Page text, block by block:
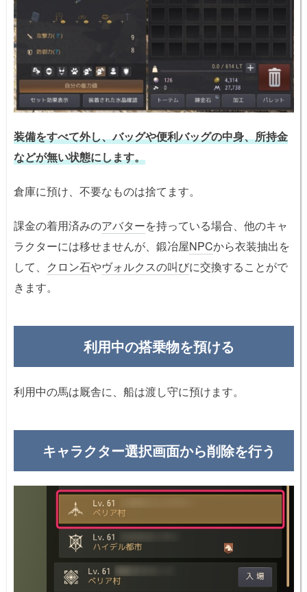
装備をすべて外し、バッグや便利バッグの中身、所持金
などが無い状態にします。
倉庫に預け、不要なものは捨てます。
課金の着用済みのアバターを持っている場合、他のキャ
ラクターには移せませんが、鍛冶屋NPCから衣装抽出を
して、 クロン石やヴォルクスの叫びに交換することがで
きます。
利用中の搭乗物を預ける
利用中の馬は厩舎に、船は渡し守に預けます。
キャラクター選択画面から削除を行う